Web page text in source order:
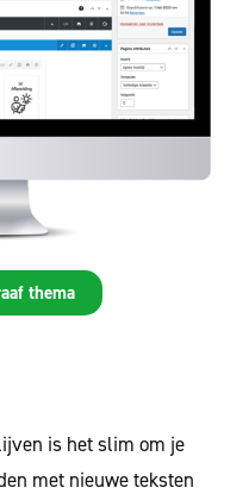
thema
is het slim om je
met nieuwe teksten